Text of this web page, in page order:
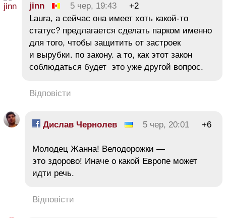
jinn 5 чер, 19:43
+2
Laura, а сейчас она имеет хоть какой-то
статус? предлагается сделать парком именно
для того, чтобы защитить от застроек
и вырубки. по закону. а то, как этот закон
соблюдаться будет это уже другой вопрос.
Відповісти
Дислав Чернолев 5 чер, 20:01 +6
Молодец Жанна! Велодорожки —
это здорово! Иначе о какой Европе может
идти речь.
Відповісти